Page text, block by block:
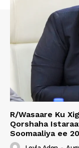
R/Wasaare Ku
Qorshaha
Soomaaliya ee